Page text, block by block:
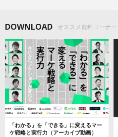
DOWNLOAD オススメ資料コーナー
「わかる」を「できる」に変えるマー
ケ戦略と実行力（アーカイブ動画）